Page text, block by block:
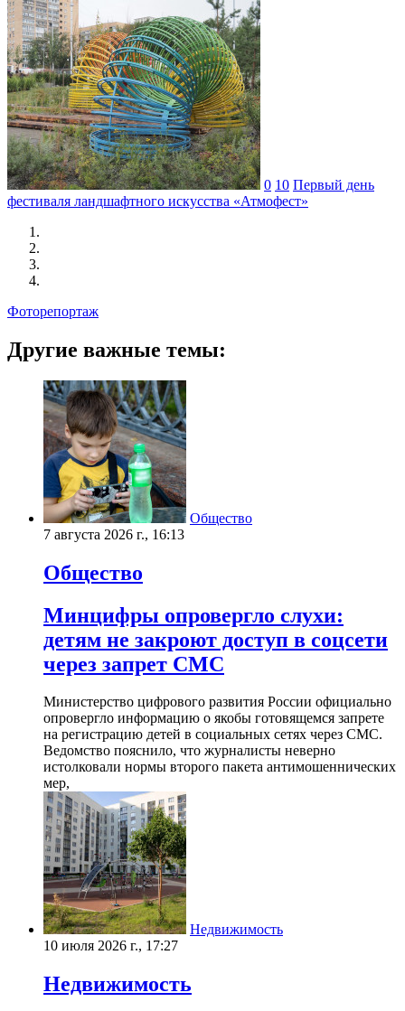
0 10 Первый день
фестиваля ландшафтного искусства «Атмофест»
Фоторепортаж
Другие важные темы:
Общество
7 августа 2026 г., 16:13
Общество
Минцифры опровергло слухи:
детям не закроют доступ в соцсети
через запрет СМС
Министерство цифрового развития России официально
опровергло информацию о якобы готовящемся запрете
на регистрацию детей в социальных сетях через СМС.
Ведомство пояснило, что журналисты неверно
истолковали нормы второго пакета антимошеннических
мер,
Недвижимость
10 июля 2026 г., 17:27
Недвижимость